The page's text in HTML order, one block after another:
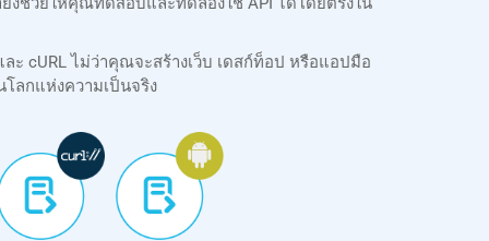
ละ cURL ไม่ว่าคุณจะสร้างเว็บ เดสก์ท็อป หรือแอปมือ
ลกแห่งความเป็นจริง